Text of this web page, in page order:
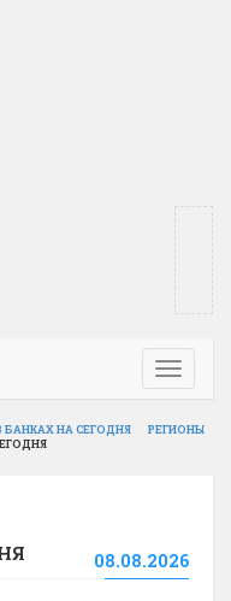
Toggle
НА СЕГОДНЯ
РЕГИОНЫ
08.08.2026